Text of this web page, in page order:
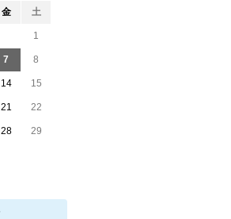
金 土
1
7 8
14 15
21 22
28 29